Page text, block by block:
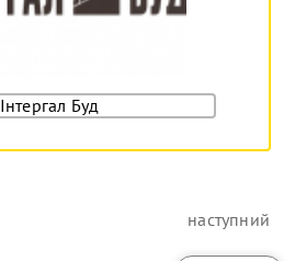
Інтергал Буд
наступний